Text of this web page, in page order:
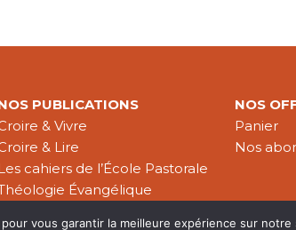
PUBLICATIONS
& Vivre
& Lire
cahiers de l’École Pastorale
Évangélique
NOS
Panier
Nos
vous garantir la meilleure expérience sur